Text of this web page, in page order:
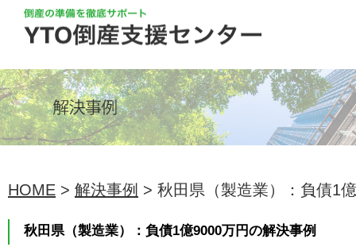
HOME > 解決事例 > 秋田県（製造業）：負債1
秋田県（製造業）：負債1億9000万円の解決事例